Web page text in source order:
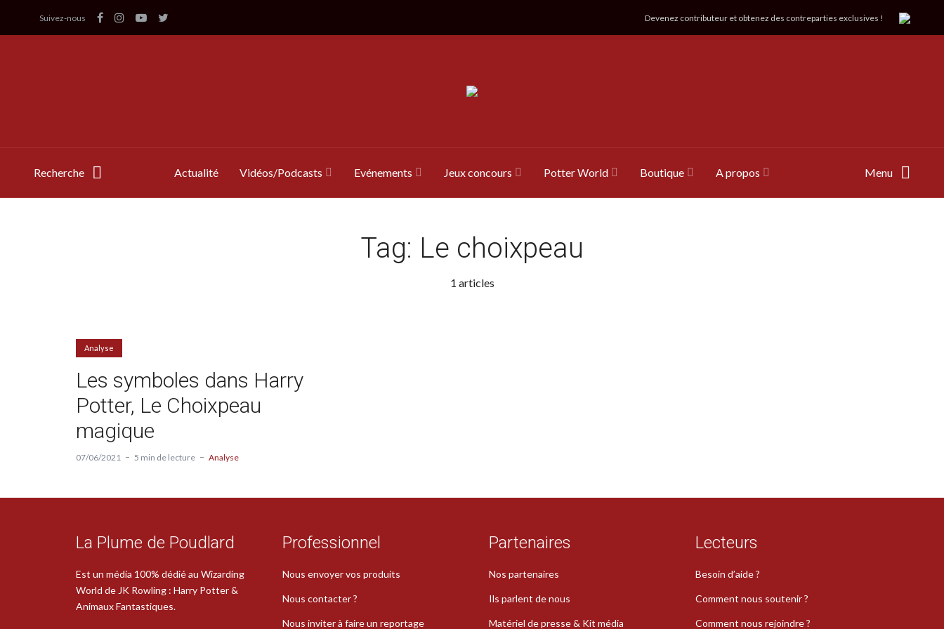
Suivez-nous Devenez contributeur et obtenez des contreparties exclusives !
Recherche Actualité Vidéos/Podcasts Evénements Jeux concours Potter World Boutique A propos Menu
Tag: Le choixpeau
1 articles
Analyse
Les symboles dans Harry
Potter, Le Choixpeau
magique
07/06/2021 5 min de lecture Analyse
La Plume de Poudlard
Est un média 100% dédié au Wizarding
World de JK Rowling : Harry Potter &
Animaux Fantastiques.
Professionnel
Nous envoyer vos produits
Nous contacter ?
Nous inviter à faire un reportage
Partenaires
Nos partenaires
Ils parlent de nous
Matériel de presse & Kit média
Lecteurs
Besoin d’aide ?
Comment nous soutenir ?
Comment nous rejoindre ?